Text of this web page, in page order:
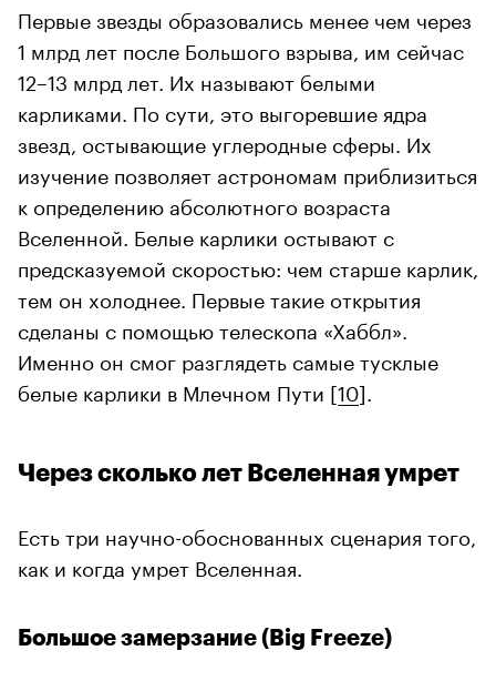
Первые звезды образовались менее чем через
1 млрд лет после Большого взрыва, им сейчас
12–13 млрд лет. Их называют белыми
карликами. По сути, это выгоревшие ядра
звезд, остывающие углеродные сферы. Их
изучение позволяет астрономам приблизиться
к определению абсолютного возраста
Вселенной. Белые карлики остывают с
предсказуемой скоростью: чем старше карлик,
тем он холоднее. Первые такие открытия
сделаны с помощью телескопа «Хаббл».
Именно он смог разглядеть самые тусклые
белые карлики в Млечном Пути [10].
Через сколько лет Вселенная умрет
Есть три научно-обоснованных сценария того,
как и когда умрет Вселенная.
Большое замерзание (Big Freeze)